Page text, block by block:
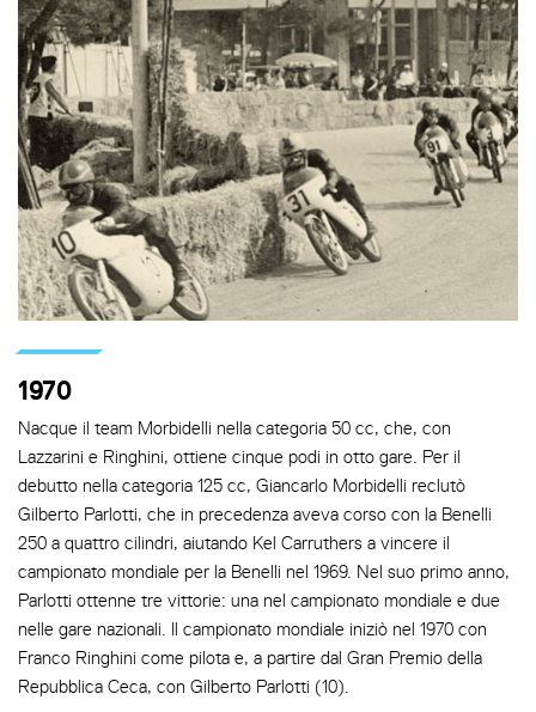
1970
Nacque il team Morbidelli nella categoria 50 cc, che, con
Lazzarini e Ringhini, ottiene cinque podi in otto gare. Per il
debutto nella categoria 125 cc, Giancarlo Morbidelli reclutò
Gilberto Parlotti, che in precedenza aveva corso con la Benelli
250 a quattro cilindri, aiutando Kel Carruthers a vincere il
campionato mondiale per la Benelli nel 1969. Nel suo primo anno,
Parlotti ottenne tre vittorie: una nel campionato mondiale e due
nelle gare nazionali. Il campionato mondiale iniziò nel 1970 con
Franco Ringhini come pilota e, a partire dal Gran Premio della
Repubblica Ceca, con Gilberto Parlotti (10).